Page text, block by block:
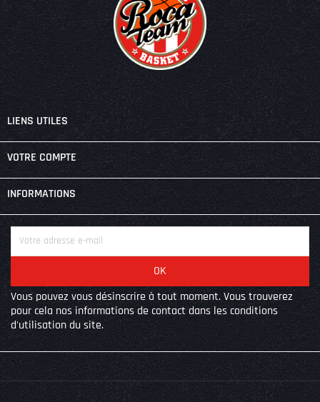
LIENS UTILES
VOTRE COMPTE 
INFORMATIONS
Vous pouvez vous désinscrire à tout moment. Vous trouverez
pour cela nos informations de contact dans les conditions
d'utilisation du site.